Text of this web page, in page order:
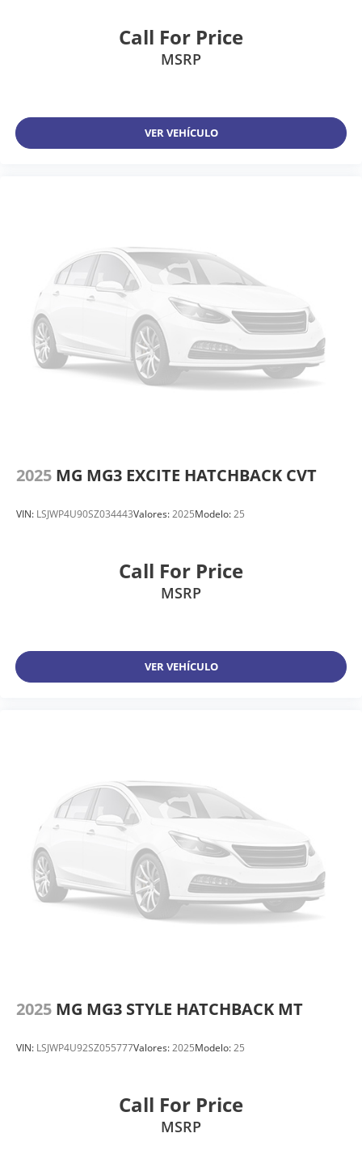
Call For Price
MSRP
VER VEHÍCULO
2025 MG MG3 EXCITE HATCHBACK CVT
VIN: LSJWP4U90SZ034443Valores:2025Modelo:25
Call For Price
MSRP
VER VEHÍCULO
2025 MG MG3 STYLE HATCHBACK MT
VIN: LSJWP4U92SZ055777Valores:2025Modelo:25
Call For Price
MSRP